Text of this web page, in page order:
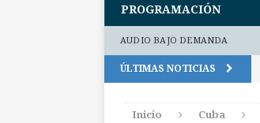
PROGRAMACIÓN
AUDIO BAJO DEMANDA
ÚLTIMAS NOTICIAS
Inicio Cuba